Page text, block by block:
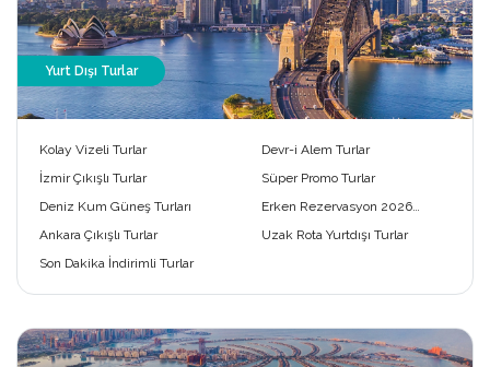
Yurt Dışı Turlar
Kolay Vizeli Turlar
Devr-i Alem Turlar
İzmir Çıkışlı Turlar
Süper Promo Turlar
Deniz Kum Güneş Turları
Erken Rezervasyon 2026
Ankara Çıkışlı Turlar
Uzak Rota Yurtdışı Turlar
Son Dakika İndirimli Turlar